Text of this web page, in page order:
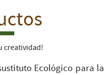
creatividad!
Ecológico para la